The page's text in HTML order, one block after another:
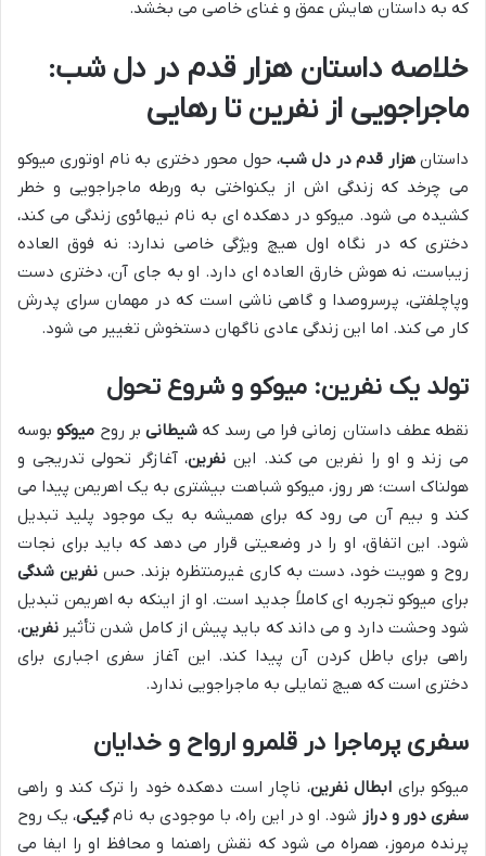
که به داستان هایش عمق و غنای خاصی می بخشد.
خلاصه داستان هزار قدم در دل شب:
ماجراجویی ازنفرین تارهایی
داستانهزار قدم در دل شب، حول محور دختری به نام اوتوری میوکو
می چرخد که زندگی اش از یکنواختی به ورطه ماجراجویی و خطر
کشیده می شود. میوکو در دهکده ای به نام نیهائوی زندگی می کند،
دختری که در نگاه اول هیچ ویژگی خاصی ندارد: نه فوق العاده
زیباست، نه هوش خارق العاده ای دارد. او به جای آن، دختری دست
وپاچلفتی، پرسروصدا و گاهی ناشی است که در مهمان سرای پدرش
کار می کند. اما این زندگی عادی ناگهان دستخوش تغییر می شود.
تولد یک نفرین: میوکو و شروع تحول
نقطه عطف داستان زمانی فرا می رسد که شیطانی بر روح میوکوبوسه
می زند و او را نفرین می کند. این نفرین، آغازگر تحولی تدریجی و
هولناک است؛ هر روز، میوکو شباهت بیشتری به یک اهریمن پیدا می
کند و بیم آن می رود که برای همیشه به یک موجود پلید تبدیل
شود. این اتفاق، او را در وضعیتی قرار می دهد که باید برای نجات
روح و هویت خود، دست به کاری غیرمنتظره بزند. حسنفرین شدگی
برای میوکو تجربه ای کاملاً جدید است. او از اینکه به اهریمن تبدیل
شود وحشت دارد و می داند که باید پیش از کامل شدن تأثیر نفرین،
راهی برای باطل کردن آن پیدا کند. این آغاز سفری اجباری برای
دختری است که هیچ تمایلی به ماجراجویی ندارد.
سفری پرماجرا در قلمرو ارواح و خدایان
میوکو برای ابطال نفرین، ناچار است دهکده خود را ترک کند و راهی
سفری دور و دراز شود. او در این راه، با موجودی به نامگِیکی، یک روح
پرنده مرموز، همراه می شود که نقش راهنما و محافظ او را ایفا می